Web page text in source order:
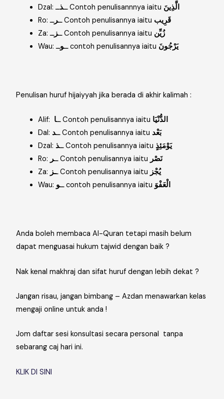
Dzal: ــذ ــ Contoh penulisannnya iaitu الَّذِينَ
Ro: ــر ــ Contoh penulisannya iaitu قَرِيب
Za: ــز ــ Contoh penulisannya iaitu زُيِّن
Wau: ــو ــ contoh penulisannya iaitu يَرْجُونَ
Penulisan huruf hijaiyyah jika berada di akhir kalimah :
Alif: ــا Contoh penulisannya iaitu الدُّنْيَا
Dal: ــد Contoh penulisannya iaitu بَعْد
Dzal: ــذ Contoh penulisannya iaitu يَوْمَئِذٍ
Ro: ــر Contoh penulisannya iaitu نَصْر
Za: ــز Contoh penulisannya iaitu يُجْز
Wau: ــو contoh penulisannya iaitu الْعَفْوَ
Anda boleh membaca Al-Quran tetapi masih belum
dapat menguasai hukum tajwid dengan baik ?
Nak kenal makhraj dan sifat huruf dengan lebih dekat ?
Jangan risau, jangan bimbang – Azdan menawarkan kelas
mengaji online untuk anda !
Jom daftar sesi konsultasi secara personal tanpa
sebarang caj hari ini.
KLIK DI SINI